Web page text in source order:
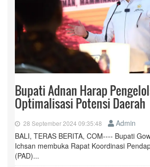
Bupati Adnan Harap
Optimalisasi Potensi Daerah
28 September 2024 09:35:48
Admin
BALI, TERAS BERITA, COM---- Bupati
Ichsan membuka Rapat Koordinasi
(PAD)...